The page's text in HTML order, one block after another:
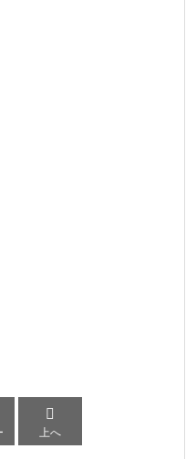

上へ